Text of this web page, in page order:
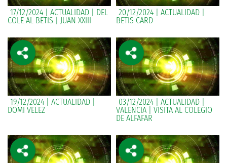
17/12/2024 | ACTUALIDAD | DEL
COLE AL BETIS | JUAN XXIII
20/12/2024 | ACTUALIDAD |
BETIS CARD
19/12/2024 | ACTUALIDAD |
DOMI VELEZ
03/12/2024 | ACTUALIDAD |
VALENCIA | VISITA AL COLEGIO
DE ALFAFAR